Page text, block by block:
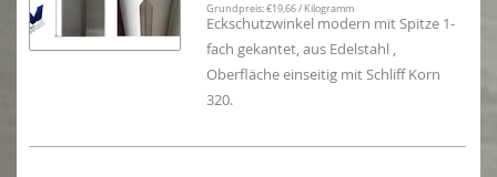
Grundpreis: €19,66 / Kilogramm
Eckschutzwinkel modern mit Spitze 1-
fach gekantet, aus Edelstahl ,
Oberfläche einseitig mit Schliff Korn
320.